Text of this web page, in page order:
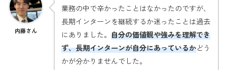
内藤さん
業務の中で辛かったことはなかったのですが、
長期インターンを継続するか迷ったことは過去
にありました。 自分の価値観や強みを理解でき
ず、長期インターンが自分にあっているかどう
かが分かりませんでした。